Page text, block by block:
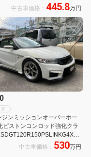
ター バックカメラ 専用アクテ
ポイラー ブラック・サブリフ
ーLEDヘッドライト 専用フロ
ンパ
中古車価格： 445.8万円
ジンミッションオーバーホー
ピストンコンロッド強化クラ
無
ドフィットブレーキスプーン
中古車価格： 530万円